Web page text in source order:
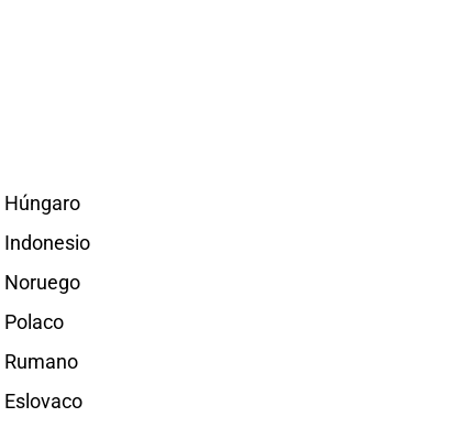
Húngaro
Indonesio
Noruego
Polaco
Rumano
Eslovaco